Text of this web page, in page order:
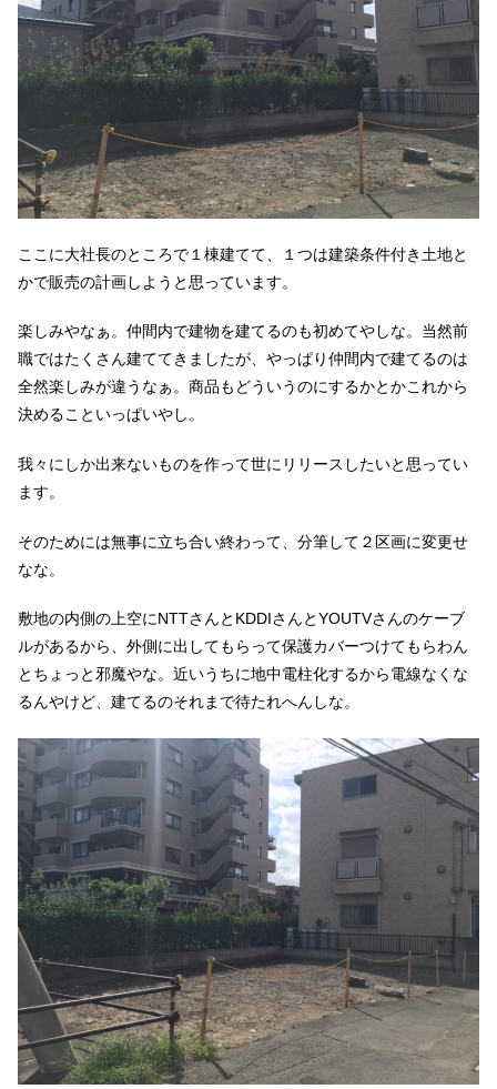
ここに大社長のところで１棟建てて、１つは建築条件付き土地と
かで販売の計画しようと思っています。
楽しみやなぁ。仲間内で建物を建てるのも初めてやしな。当然前
職ではたくさん建ててきましたが、やっぱり仲間内で建てるのは
全然楽しみが違うなぁ。商品もどういうのにするかとかこれから
決めることいっぱいやし。
我々にしか出来ないものを作って世にリリースしたいと思ってい
ます。
そのためには無事に立ち合い終わって、分筆して２区画に変更せ
なな。
敷地の内側の上空にNTTさんとKDDIさんとYOUTVさんのケーブ
ルがあるから、外側に出してもらって保護カバーつけてもらわん
とちょっと邪魔やな。近いうちに地中電柱化するから電線なくな
るんやけど、建てるのそれまで待たれへんしな。